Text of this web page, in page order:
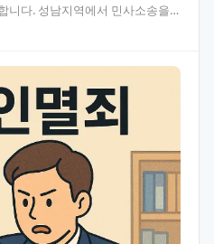
니다. 성남지역에서 민사소송을
등록증도용 피해 해결…